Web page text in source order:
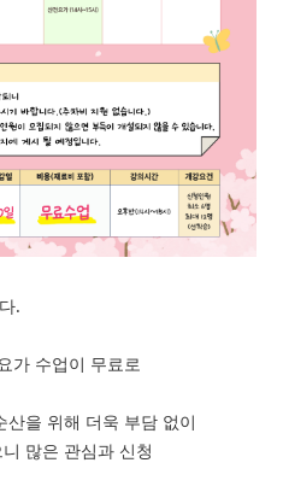
.
가 수업이 무료로
을 위해 더욱 부담 없이
많은 관심과 신청